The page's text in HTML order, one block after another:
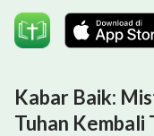
Kabar Baik:
Tuhan Kembali